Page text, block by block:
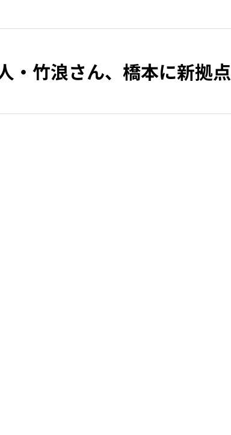
・竹浪さん、橋本に新拠点